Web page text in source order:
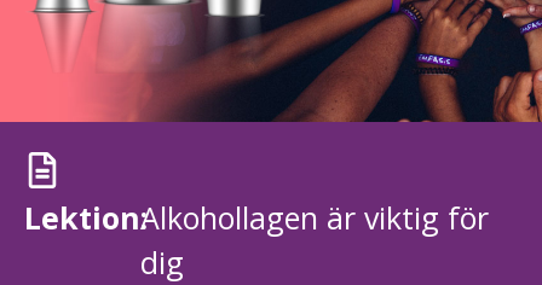
Lektion:Alkohollagen är viktig för
dig